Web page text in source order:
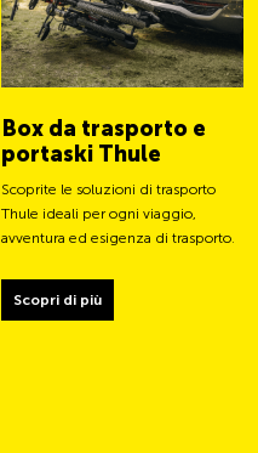
Box da trasporto e
portaski Thule
Scoprite le soluzioni di trasporto
Thule ideali per ogni viaggio,
avventura ed esigenza di trasporto.
Scopri di più